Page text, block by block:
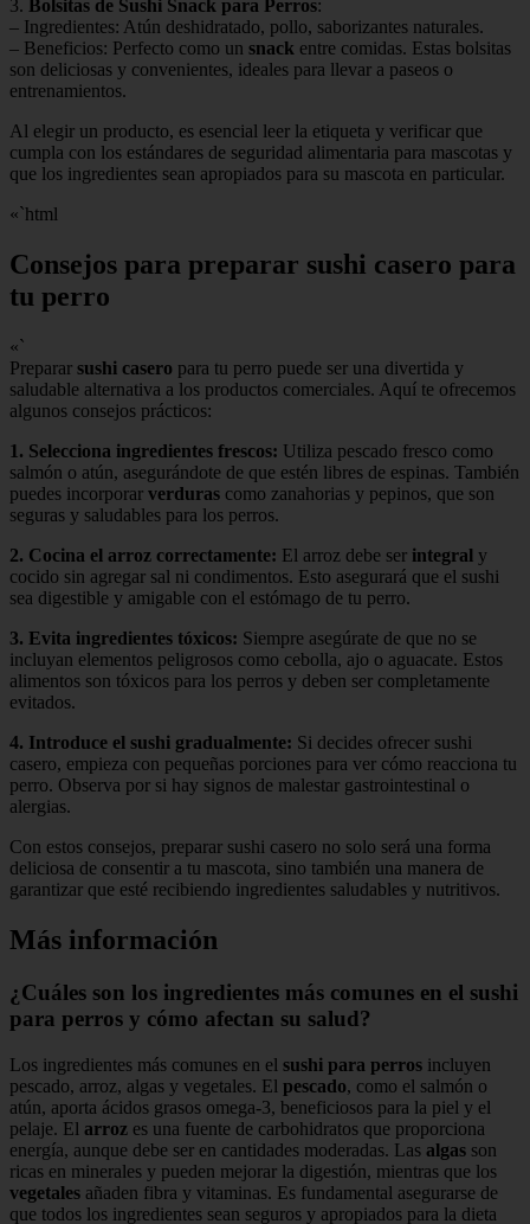
3. Bolsitas de Sushi Snack para Perros:
– Ingredientes: Atún deshidratado, pollo, saborizantes naturales.
– Beneficios: Perfecto como un snack entre comidas. Estas bolsitas
son deliciosas y convenientes, ideales para llevar a paseos o
entrenamientos.
Al elegir un producto, es esencial leer la etiqueta y verificar que
cumpla con los estándares de seguridad alimentaria para mascotas y
que los ingredientes sean apropiados para su mascota en particular.
«`html
Consejos para preparar sushi casero para
tu perro
«`
Preparar sushi casero para tu perro puede ser una divertida y
saludable alternativa a los productos comerciales. Aquí te ofrecemos
algunos consejos prácticos:
1. Selecciona ingredientes frescos: Utiliza pescado fresco como
salmón o atún, asegurándote de que estén libres de espinas. También
puedes incorporar verduras como zanahorias y pepinos, que son
seguras y saludables para los perros.
2. Cocina el arroz correctamente: El arroz debe ser integral y
cocido sin agregar sal ni condimentos. Esto asegurará que el sushi
sea digestible y amigable con el estómago de tu perro.
3. Evita ingredientes tóxicos: Siempre asegúrate de que no se
incluyan elementos peligrosos como cebolla, ajo o aguacate. Estos
alimentos son tóxicos para los perros y deben ser completamente
evitados.
4. Introduce el sushi gradualmente: Si decides ofrecer sushi
casero, empieza con pequeñas porciones para ver cómo reacciona tu
perro. Observa por si hay signos de malestar gastrointestinal o
alergias.
Con estos consejos, preparar sushi casero no solo será una forma
deliciosa de consentir a tu mascota, sino también una manera de
garantizar que esté recibiendo ingredientes saludables y nutritivos.
Más información
¿Cuáles son los ingredientes más comunes en el sushi
para perros y cómo afectan su salud?
Los ingredientes más comunes en el sushi para perros incluyen
pescado, arroz, algas y vegetales. El pescado, como el salmón o
atún, aporta ácidos grasos omega-3, beneficiosos para la piel y el
pelaje. El arroz es una fuente de carbohidratos que proporciona
energía, aunque debe ser en cantidades moderadas. Las algas son
ricas en minerales y pueden mejorar la digestión, mientras que los
vegetales añaden fibra y vitaminas. Es fundamental asegurarse de
que todos los ingredientes sean seguros y apropiados para la dieta